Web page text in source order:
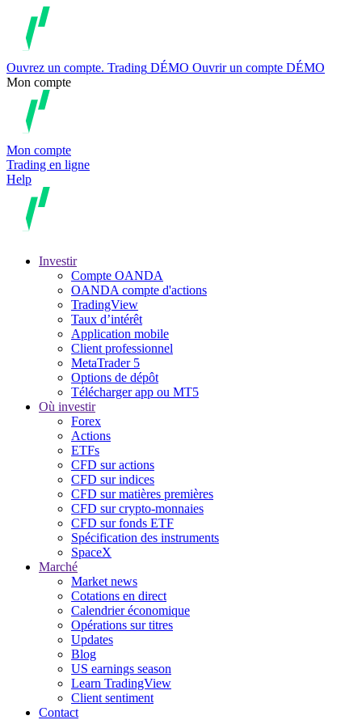
Ouvrez un compte. Trading DÉMO Ouvrir un compte DÉMO
Mon compte
Mon compte
Trading en ligne
Help
Investir
Compte OANDA
OANDA compte d'actions
TradingView
Taux d’intérêt
Application mobile
Client professionnel
MetaTrader 5
Options de dépôt
Télécharger app ou MT5
Où investir
Forex
Actions
ETFs
CFD sur actions
CFD sur indices
CFD sur matières premières
CFD sur crypto-monnaies
CFD sur fonds ETF
Spécification des instruments
SpaceX
Marché
Market news
Cotations en direct
Calendrier économique
Opérations sur titres
Updates
Blog
US earnings season
Learn TradingView
Client sentiment
Contact